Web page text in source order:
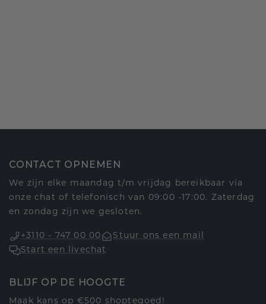
CONTACT OPNEMEN
We zijn elke maandag t/m vrijdag bereikbaar via
onze chat of telefonisch van 09:00 -17:00. Zaterdag
en zondag zijn we gesloten.
+3110 - 747 00 00
Stuur ons een mail
Start een livechat
BLIJF OP DE HOOGTE
Maak kans op €500 shoptegoed!